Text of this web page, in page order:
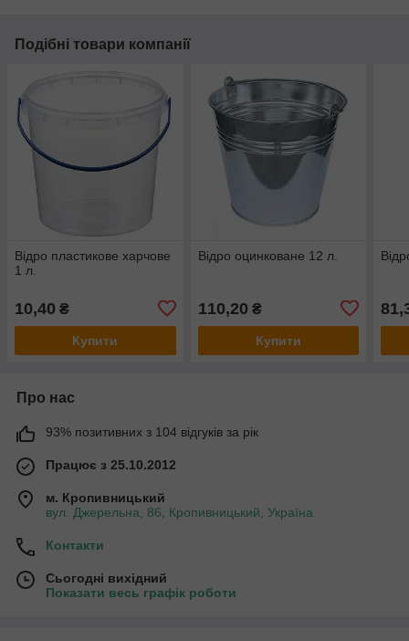
Подібні товари компанії
Відро пластикове харчове
1 л.
10,40 ₴
Купити
Відро оцинковане 12 л.
110,20 ₴
Купити
Про нас
93% позитивних з 104 відгуків за рік
Працює з 25.10.2012
м. Кропивницький
вул. Джерельна, 86, Кропивницький, Україна
Контакти
Сьогодні вихідний
Показати весь графік роботи